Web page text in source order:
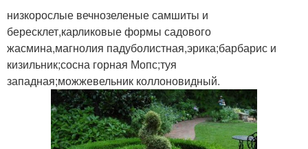
низкорослые вечнозеленые самшиты и
бересклет,карликовые формы садового
жасмина,магнолия падуболистная,эрика;барбарис и
кизильник;сосна горная Мопс;туя
западная;можжевельник коллоновидный.